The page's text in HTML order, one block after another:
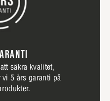
säkra kvalitet,
5 års garanti på